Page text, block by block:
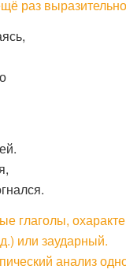
раз
глаголы,
или заударный.
анализ